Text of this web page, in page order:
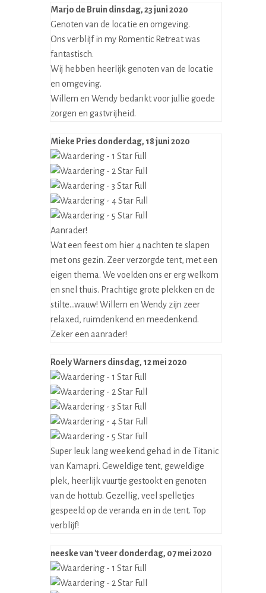
Marjo de Bruin dinsdag, 23 juni 2020
Genoten van de locatie en omgeving.
Ons verblijf in my Romentic Retreat was
fantastisch.
Wij hebben heerlijk genoten van de locatie
en omgeving.
Willem en Wendy bedankt voor jullie goede
zorgen en gastvrijheid.
Mieke Pries donderdag, 18 juni 2020
Aanrader!
Wat een feest om hier 4 nachten te slapen
met ons gezin. Zeer verzorgde tent, met een
eigen thema. We voelden ons er erg welkom
en snel thuis. Prachtige grote plekken en de
stilte...wauw! Willem en Wendy zijn zeer
relaxed, ruimdenkend en meedenkend.
Zeker een aanrader!
Roely Warners dinsdag, 12 mei 2020
Super leuk lang weekend gehad in de Titanic
van Kamapri. Geweldige tent, geweldige
plek, heerlijk vuurtje gestookt en genoten
van de hottub. Gezellig, veel spelletjes
gespeeld op de veranda en in de tent. Top
verblijf!
neeske van 't veerdonderdag, 07 mei 2020